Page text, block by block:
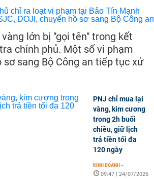
lớn bị "gọi tên" trong kết
chính phủ. Một số vi phạm
sơ sang Bộ Công an tiếp tục xử
PNJ chỉ mua lại
vàng, kim cương
trong 2h buổi
chiều, giữ lịch
trả tiền tối đa
120 ngày
KINH DOANH -
09:47 | 24/07/2026